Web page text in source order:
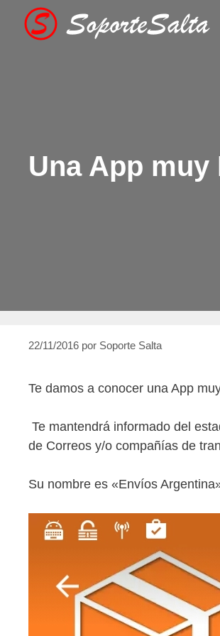
Saltar
Una App muy
22/11/2016 por Soporte Salta
Te damos a conocer una App
Te mantendrá informado del
de Correos y/o compañías de
Su nombre es «Envíos